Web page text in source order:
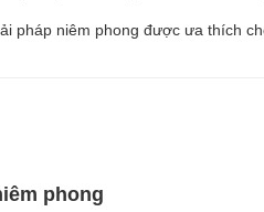
pháp niêm phong được ưa thích
phong